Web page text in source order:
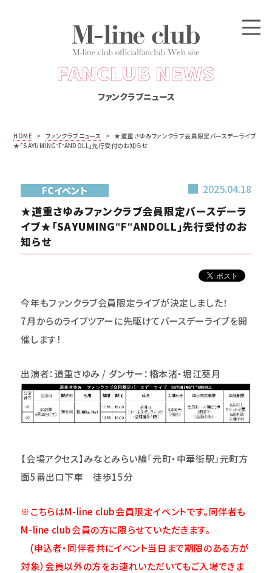
FANCLUB NEWS
ファンクラブニュース
HOME > ファンクラブニュース > ★道重さゆみファンクラブ会員限定バースデーライブ
★「SAYUMING‟F‟ANDOLL」先行受付のお知らせ
FCイベント 2025.04.18
★道重さゆみファンクラブ会員限定バースデーラ
イブ★「SAYUMING‟F‟ANDOLL」先行受付のお
知らせ
今年もファンクラブ会員限定ライブが決定しました！
7月からのライブツアーに先駆けてバースデーライブを開
催します！
出演者：道重さゆみ / ダンサー：橋本渚・堀江葵月
【会場アクセス】みなとみらい線「元町・中華街駅」元町方
面5番出口下車 徒歩15分
※こちらはM-line club会員限定イベントです。同伴者も
M-line club会員の方に限らせていただきます。
(申込者・同伴者共にイベント当日まで期限のある方が
対象）会員以外の方をお連れいただいてもご入場できま